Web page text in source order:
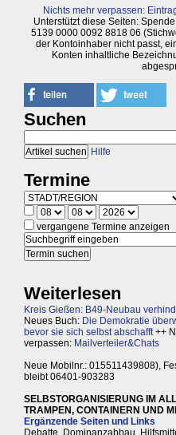
Nichts mehr verpassen:
Unterstützt diese Seiten:
5139 0000 0092 8818 06
der Kontoinhaber nicht passt,
Konten inhaltliche
Suchen
Hilfe
Termine
vergangene Termine anzeigen
Weiterlesen
Kreis Gießen: B49-Neubau
Neues Buch: Die Demokratie
bevor sie sich selbst abschafft++
verpassen: Mailverteiler&Chats
Neue Mobilnr.: 015511439808),
bleibt 06401-903283
SELBSTORGANISIERUNG IM
TRAMPEN, CONTAINERN UND
Ergänzende Seiten und Links
Debatte, Dominanzabbau,